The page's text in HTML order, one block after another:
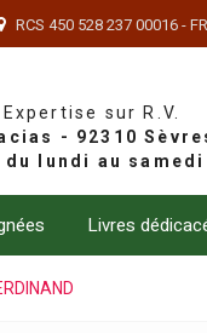
RCS 450 528 237 00016 -
sur R.V.
Livres